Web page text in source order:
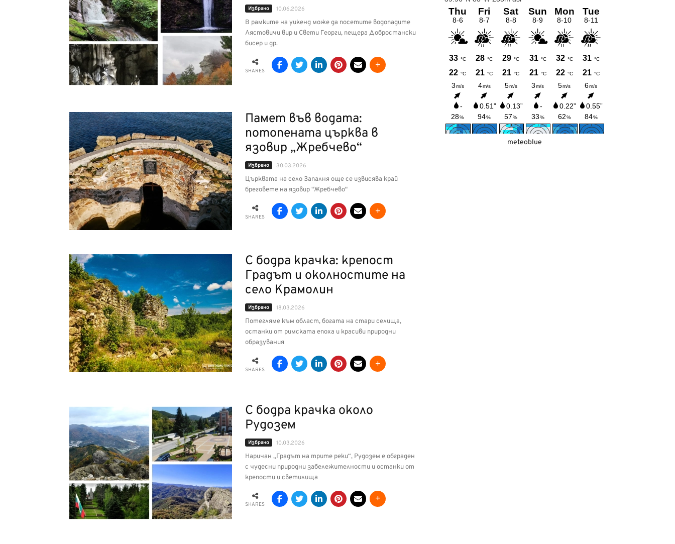
Избрано 10.06.2026
В рамките на уикенд може да посетите водопадите
Лястовичи вир и Свети Георги, пещера Добростански
бисер и др.
SHARES
Памет във водата:
потопената църква в
язовир „Жребчево“
Избрано 30.03.2026
Църквата на село Запалня още се извисява край
бреговете на язовир "Жребчево"
SHARES
С бодра крачка: крепост
Градът и околностите на
село Крамолин
Избрано 18.03.2026
Потегляме към област, богата на стари селища,
останки от римската епоха и красиви природни
образувания
SHARES
С бодра крачка около
Рудозем
Избрано 10.03.2026
Наричан „Градът на трите реки“, Рудозем е обграден
с чудесни природни забележителности и останки от
крепости и светилища
SHARES
meteoblue